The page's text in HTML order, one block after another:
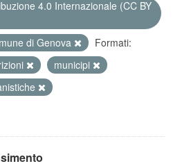
4.0 Internazionale (CC BY
di Genova
Formati:
municipi